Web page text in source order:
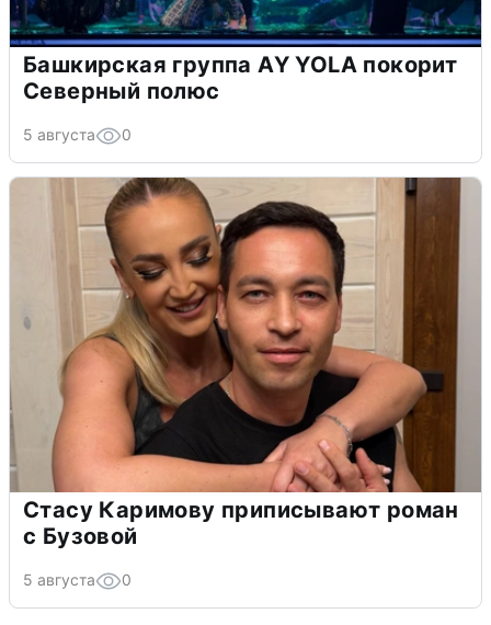
Башкирская группа AY YOLA покорит
Северный полюс
5 августа 0
Стасу Каримову приписывают роман
с Бузовой
5 августа 0